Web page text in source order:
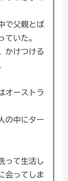
で父親とば
ていた。
かけつける
オーストラ
の中にター
って生活し
会ってしま